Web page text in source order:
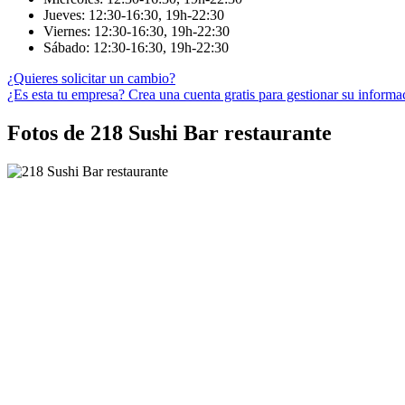
Jueves: 12:30-16:30, 19h-22:30
Viernes: 12:30-16:30, 19h-22:30
Sábado: 12:30-16:30, 19h-22:30
¿Quieres solicitar un cambio?
¿Es esta tu empresa? Crea una cuenta gratis para gestionar su
Fotos de 218 Sushi Bar restaurante